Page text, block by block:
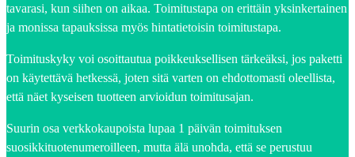
tavarasi, kun siihen on aikaa. Toimitustapa on erittäin yksinkertainen
ja monissa tapauksissa myös hintatietoisin toimitustapa.
Toimituskyky voi osoittautua poikkeuksellisen tärkeäksi, jos paketti
on käytettävä hetkessä, joten sitä varten on ehdottomasti oleellista,
että näet kyseisen tuotteen arvioidun toimitusajan.
Suurin osa verkkokaupoista lupaa 1 päivän toimituksen
suosikkituotenumeroilleen, mutta älä unohda, että se perustuu